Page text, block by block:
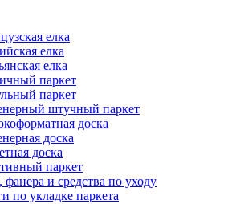
елка
елка
елка
паркет
паркет
штучный паркет
доска
доска
доска
паркет
фанера и средства по уходу
по укладке паркета